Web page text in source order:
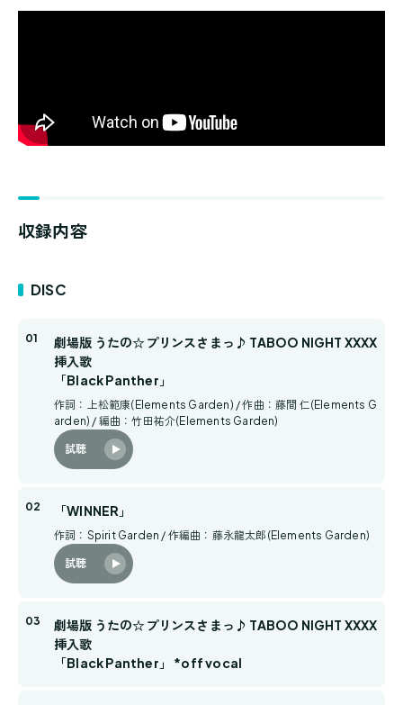
収録内容
DISC
劇場版 うたの☆プリンスさまっ♪ TABOO NIGHT XXXX
挿入歌
「Black Panther」
作詞：上松範康(Elements Garden) / 作曲：藤間 仁(Elements G
arden) / 編曲：竹田祐介(Elements Garden)
試聴
「WINNER」
作詞：Spirit Garden / 作編曲：藤永龍太郎(Elements Garden)
試聴
劇場版 うたの☆プリンスさまっ♪ TABOO NIGHT XXXX
挿入歌
「Black Panther」 *off vocal